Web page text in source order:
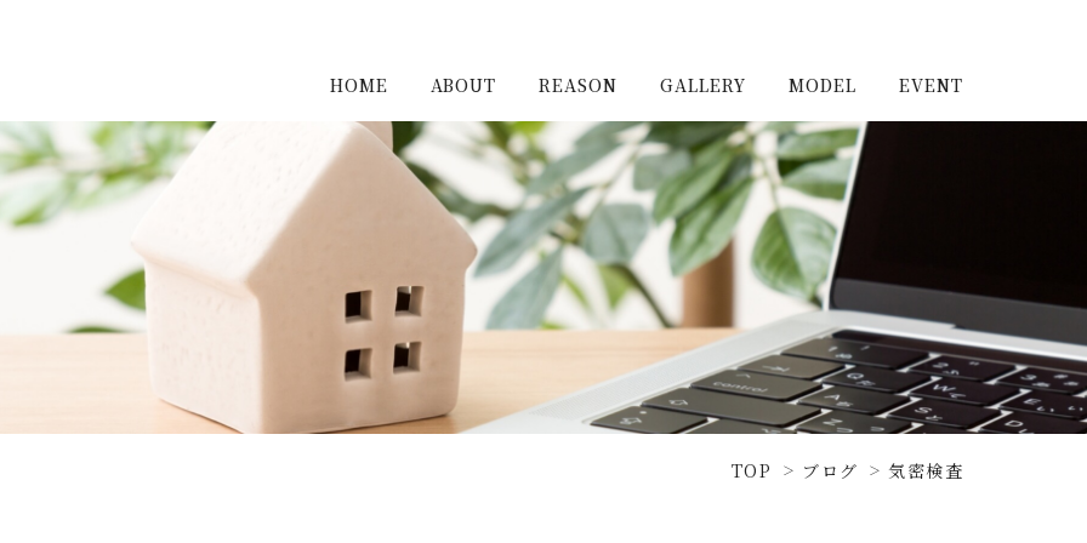
HOME ABOUT REASON GALLERY
施工実例（新築）
施工実例（リノベーショ
ン）
MODEL
浦和住宅公園
浦和住宅展示場Miraizu
大宮北ハウジングステージ
EVENT
TOP ブログ 気密検査